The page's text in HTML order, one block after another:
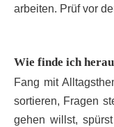
arbeiten. Prüf vor
Wie finde ich
Fang mit
sortieren, Fragen
gehen willst,